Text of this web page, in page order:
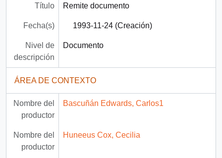
Título Remite documento
Fecha(s) 1993-11-24 (Creación)
Nivel de
descripción
Documento
ÁREA DE CONTEXTO
Nombre del
productor
Bascuñán Edwards, Carlos1
Nombre del
productor
Huneeus Cox, Cecilia